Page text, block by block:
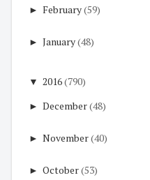
► February(59)
► January(48)
▼ 2016(790)
► December(48)
► November(40)
► October(53)